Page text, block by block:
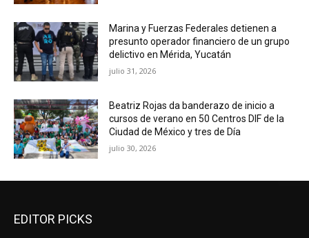
Marina y Fuerzas Federales detienen a
presunto operador financiero de un grupo
delictivo en Mérida, Yucatán
julio 31, 2026
Beatriz Rojas da banderazo de inicio a
cursos de verano en 50 Centros DIF de la
Ciudad de México y tres de Día
julio 30, 2026
EDITOR PICKS